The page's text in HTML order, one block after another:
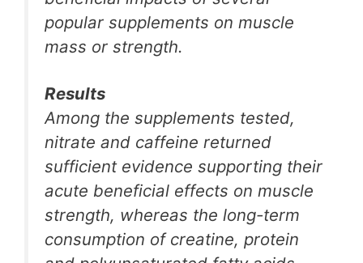
popular supplements on muscle
mass or strength.
Results
Among the supplements tested,
nitrate and caffeine returned
sufficient evidence supporting their
acute beneficial effects on muscle
strength, whereas the long-term
consumption of creatine, protein